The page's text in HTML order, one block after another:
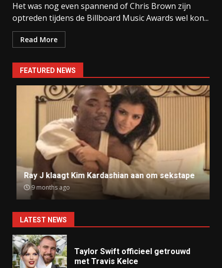
Het was nog even spannend of Chris Brown zijn
optreden tijdens de Billboard Music Awards wel kon...
Read More
FEATURED NEWS
Ray J klaagt Kim Kardashian aan om sekstape
9 months ago
LATEST NEWS
Taylor Swift officieel getrouwd
met Travis Kelce